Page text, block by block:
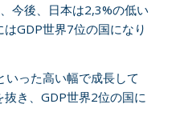
今後、日本は2,3%の低い
GDP世界7位の国になり
った高い幅で成長して
き、GDP世界2位の国に